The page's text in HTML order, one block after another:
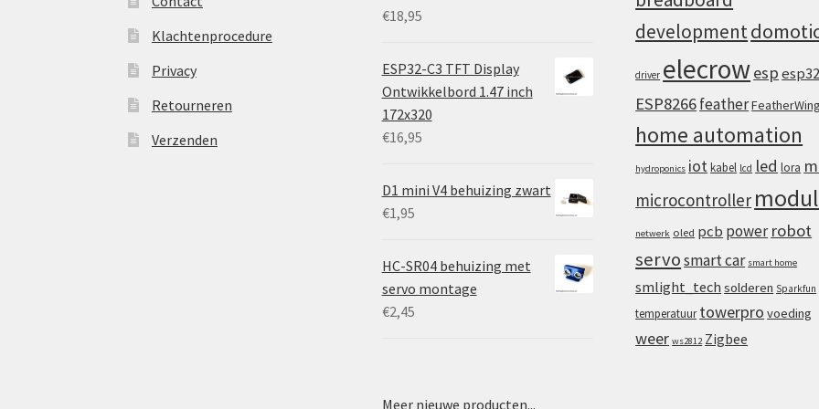
Klachtenprocedure
Privacy
Retourneren
Verzenden
€18,95
ESP32-C3 TFT Display
Ontwikkelbord 1.47 inch
172x320
€16,95
D1 mini V4 behuizing zwart
€1,95
HC-SR04 behuizing met
servo montage
€2,45
Meer nieuwe producten...
development
driver elecrowespesp32
ESP8266featherFeatherWing
home automation
hydroponics iotkabel lcd led lora
microcontroller
netwerk oled pcb power robot
servosmart car smart home
smlight_tech solderen Sparkfun
temperatuur towerpro voeding
weer ws2812 Zigbee